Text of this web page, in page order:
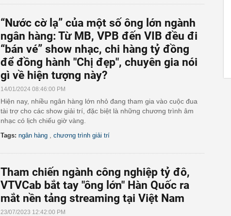
“Nước cờ lạ” của một số ông lớn ngành
ngân hàng: Từ MB, VPB đến VIB đều đi
“bán vé” show nhạc, chi hàng tỷ đồng
để đồng hành "Chị đẹp", chuyên gia nói
gì về hiện tượng này?
14/01/2024 08:46:00 PM
Hiện nay, nhiều ngân hàng lớn nhỏ đang tham gia vào cuộc đua
tài trợ cho các show giải trí, đặc biệt là những chương trình âm
nhạc có lịch chiếu giờ vàng.
Tags: ngân hàng chương trình giải trí
Tham chiến ngành công nghiệp tỷ đô,
VTVCab bắt tay "ông lớn" Hàn Quốc ra
mắt nền tảng streaming tại Việt Nam
23/07/2023 12:42:00 PM